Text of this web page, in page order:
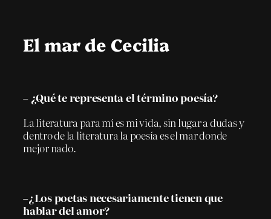
El mar de Cecilia
– ¿Qué te representa el término poesía?
La literatura para mí es mi vida, sin lugar a dudas y
dentro de la literatura la poesía es el mar donde
mejor nado.
–¿Los poetas necesariamente tienen que
hablar del amor?